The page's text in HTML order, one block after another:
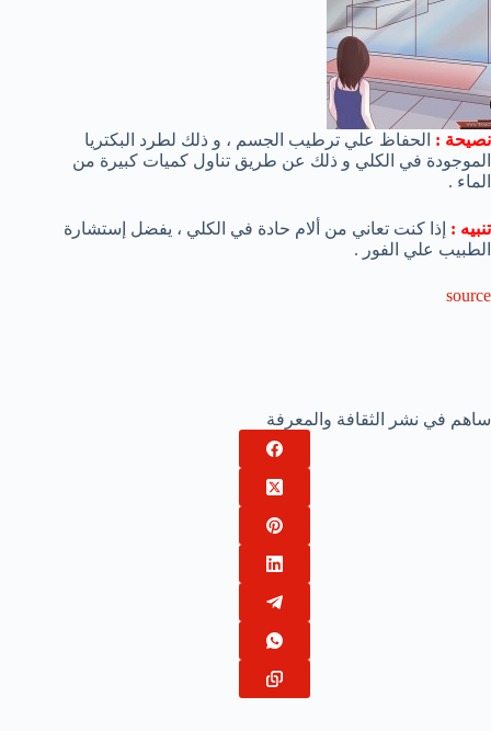
نصيحة : الحفاظ علي ترطيب الجسم ، و ذلك لطرد البكتريا
الموجودة في الكلي و ذلك عن طريق تناول كميات كبيرة من
الماء .
تنبيه : إذا كنت تعاني من ألام حادة في الكلي ، يفضل إستشارة
الطبيب علي الفور .
source
ساهم في نشر الثقافة والمعرفة